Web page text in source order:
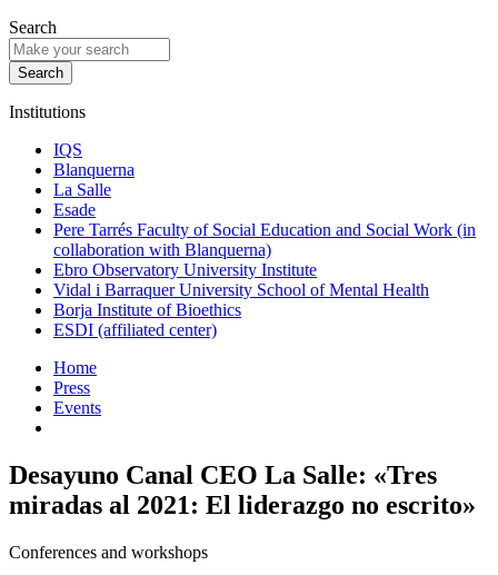
Search
Institutions
IQS
Blanquerna
La Salle
Esade
Pere Tarrés Faculty of Social Education and Social Work (in
collaboration with Blanquerna)
Ebro Observatory University Institute
Vidal i Barraquer University School of Mental Health
Borja Institute of Bioethics
ESDI (affiliated center)
Home
Press
Events
Desayuno Canal CEO La Salle: «Tres
miradas al 2021: El liderazgo no escrito»
Conferences and workshops